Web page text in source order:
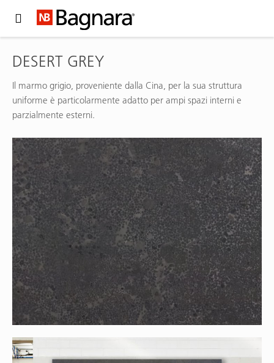
DESERT GREY
Il marmo grigio, proveniente dalla Cina, per la sua struttura
uniforme è particolarmente adatto per ampi spazi interni e
parzialmente esterni.